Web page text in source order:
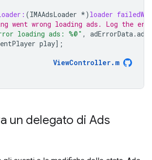
(IMAAdsLoader *) loader
went wrong loading ads. Log the
loading ads: %@" , adErrorData.
play];
ViewController. m
un delegato di Ads